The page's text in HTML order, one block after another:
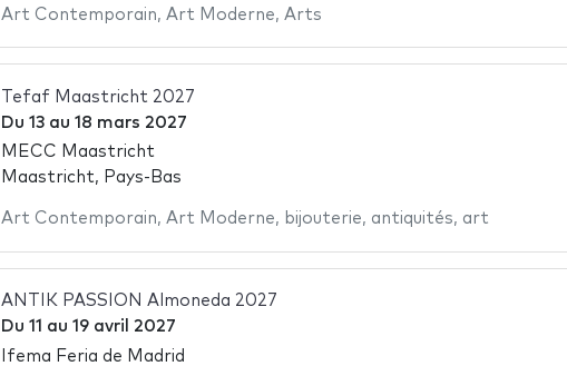
Art Contemporain, Art Moderne, Arts
Tefaf Maastricht 2027
Du 13au 18 mars 2027
MECC Maastricht
Maastricht, Pays-Bas
Art Contemporain, Art Moderne, bijouterie, antiquités, art
ANTIK PASSION Almoneda 2027
Du 11 au 19 avril 2027
Ifema Feria de Madrid